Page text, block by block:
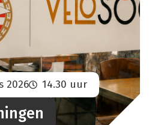
2026 14.30 uur